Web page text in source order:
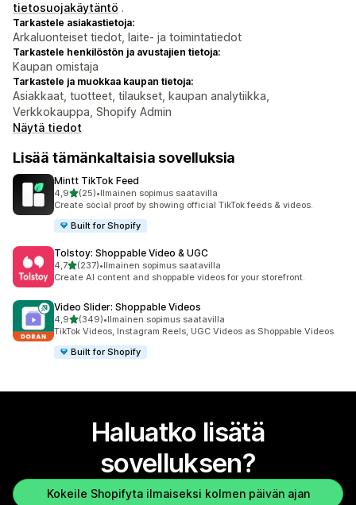
tietosuojakäytäntö .
Tarkastele asiakastietoja:
Arkaluonteiset tiedot, laite- ja toimintatiedot
Tarkastele henkilöstön ja avustajien tietoja:
Kaupan omistaja
Tarkastele ja muokkaa kaupan tietoja:
Asiakkaat, tuotteet, tilaukset, kaupan analytiikka,
Verkkokauppa, Shopify Admin
Näytä tiedot
Lisää tämänkaltaisia sovelluksia
Mintt TikTok Feed
4,9/ 5 tähteä
(25)
25 arvostelua yhteensä
•Ilmainen sopimus saatavilla
Create social proof by showing official TikTok feeds & videos.
Built for Shopify
Tolstoy: Shoppable Video & UGC
4,7/ 5 tähteä
(237)
237 arvostelua yhteensä
•Ilmainen sopimus saatavilla
Create AI content and shoppable videos for your storefront.
Video Slider: Shoppable Videos
4,9/ 5 tähteä
(349)
349 arvostelua yhteensä
•Ilmainen sopimus saatavilla
TikTok Videos, Instagram Reels, UGC Videos as Shoppable Videos
Built for Shopify
Haluatko lisätä
sovelluksen?
Kokeile Shopifyta ilmaiseksi kolmen päivän ajan